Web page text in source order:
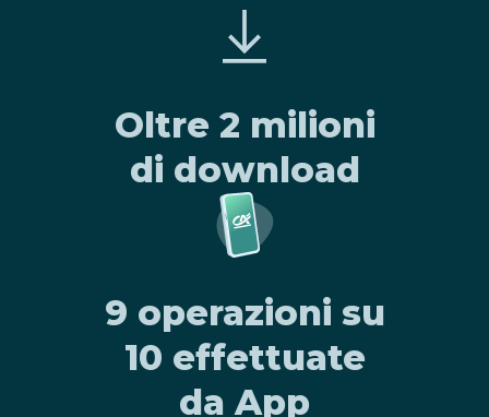
Oltre 2 milioni
di download
9 operazioni su
10 effettuate
da App